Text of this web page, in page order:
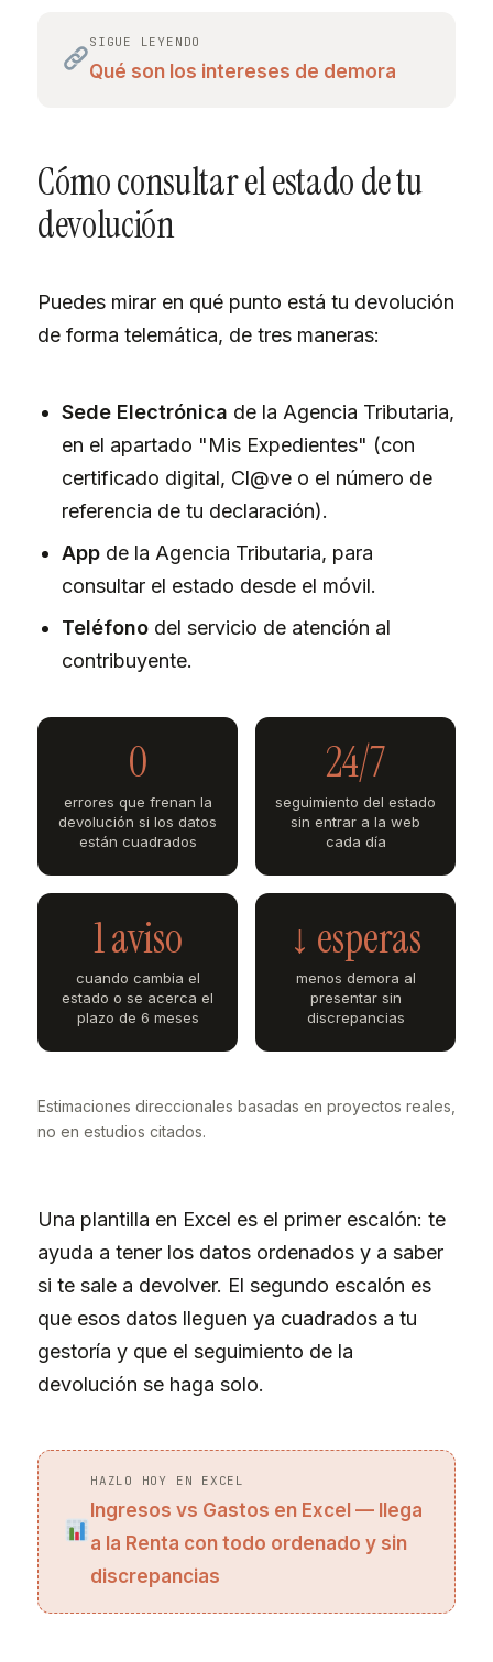
SIGUE LEYENDO
Qué son los intereses de demora
Cómo consultar el estado de tu
devolución
Puedes mirar en qué punto está tu devolución
de forma telemática, de tres maneras:
Sede Electrónica de la Agencia Tributaria,
en el apartado "Mis Expedientes" (con
certificado digital, Cl@ve o el número de
referencia de tu declaración).
App de la Agencia Tributaria, para
consultar el estado desde el móvil.
Teléfono del servicio de atención al
contribuyente.
0
errores que frenan la
devolución si los datos
están cuadrados
24/7
seguimiento del estado
sin entrar a la web
cada día
1 aviso
cuando cambia el
estado o se acerca el
plazo de 6 meses
↓ esperas
menos demora al
presentar sin
discrepancias
Estimaciones direccionales basadas en proyectos reales,
no en estudios citados.
Una plantilla en Excel es el primer escalón: te
ayuda a tener los datos ordenados y a saber
si te sale a devolver. El segundo escalón es
que esos datos lleguen ya cuadrados a tu
gestoría y que el seguimiento de la
devolución se haga solo.
HAZLO HOY EN EXCEL
Ingresos vs Gastos en Excel — llega
a la Renta con todo ordenado y sin
discrepancias